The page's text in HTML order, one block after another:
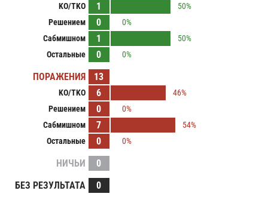
KO/TKO 1
50%
Решением
0
0%
Сабмишном
1
50%
Остальные
0 0%
ПОРАЖЕНИЯ 13
KO/TKO 6
46%
Решением
0
0%
Сабмишном
7
54%
Остальные
0 0%
НИЧЬИ
0
БЕЗ РЕЗУЛЬТАТА
0